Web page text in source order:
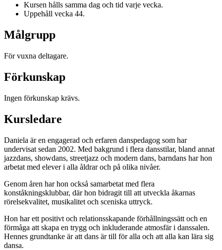
Kursen hålls samma dag och tid varje vecka.
Uppehåll vecka 44.
Målgrupp
För vuxna deltagare.
Förkunskap
Ingen förkunskap krävs.
Kursledare
Daniela är en engagerad och erfaren danspedagog som har
undervisat sedan 2002. Med bakgrund i flera dansstilar, bland annat
jazzdans, showdans, streetjazz och modern dans, barndans har hon
arbetat med elever i alla åldrar och på olika nivåer.
Genom åren har hon också samarbetat med flera
konståkningsklubbar, där hon bidragit till att utveckla åkarnas
rörelsekvalitet, musikalitet och sceniska uttryck.
Hon har ett positivt och relationsskapande förhållningssätt och en
förmåga att skapa en trygg och inkluderande atmosfär i danssalen.
Hennes grundtanke är att dans är till för alla och att alla kan lära sig
dansa.